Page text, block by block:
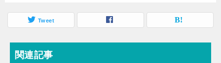
Tweet
関連記事